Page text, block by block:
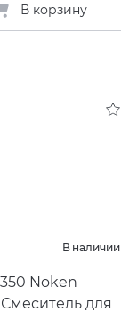
В корзину
В наличии
Noken
для